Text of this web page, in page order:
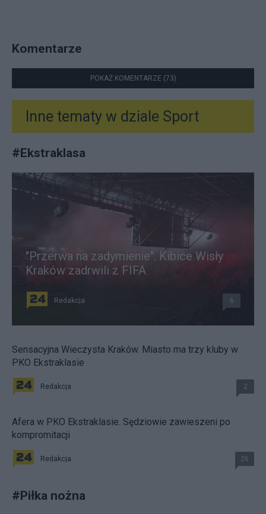
Komentarze
POKAŻ KOMENTARZE (73)
Inne tematy w dziale Sport
#Ekstraklasa
"Przerwa na zadymienie". Kibice Wisły
Kraków zadrwili z FIFA
Redakcja 6
Sensacyjna Wieczysta Kraków. Miasto ma trzy kluby w
PKO Ekstraklasie
Redakcja 2
Afera w PKO Ekstraklasie. Sędziowie zawieszeni po
kompromitacji
Redakcja 26
#Piłka nożna